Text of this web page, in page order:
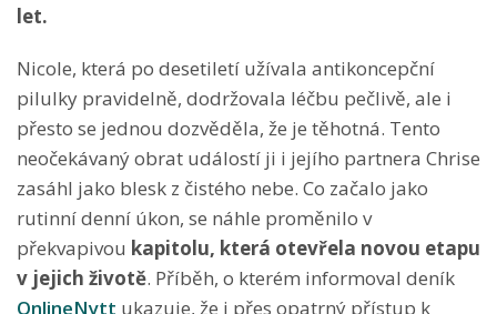
let.
Nicole, která po desetiletí užívala antikoncepční
pilulky pravidelně, dodržovala léčbu pečlivě, ale i
přesto se jednou dozvěděla, že je těhotná. Tento
neočekávaný obrat událostí ji i jejího partnera Chrise
zasáhl jako blesk z čistého nebe. Co začalo jako
rutinní denní úkon, se náhle proměnilo v
překvapivou kapitolu, která otevřela novou etapu
v jejich životě. Příběh, o kterém informoval deník
OnlineNytt ukazuje, že i přes opatrný přístup k